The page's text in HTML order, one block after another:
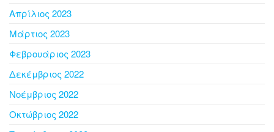
Απρίλιος 2023
Μάρτιος 2023
Φεβρουάριος 2023
Δεκέμβριος 2022
Νοέμβριος 2022
Οκτώβριος 2022